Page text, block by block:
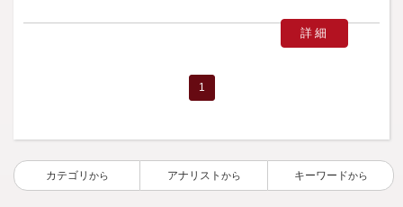
詳細
1
カテゴリ から アナリスト から キーワードから